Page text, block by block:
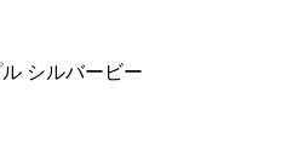
シルバービー